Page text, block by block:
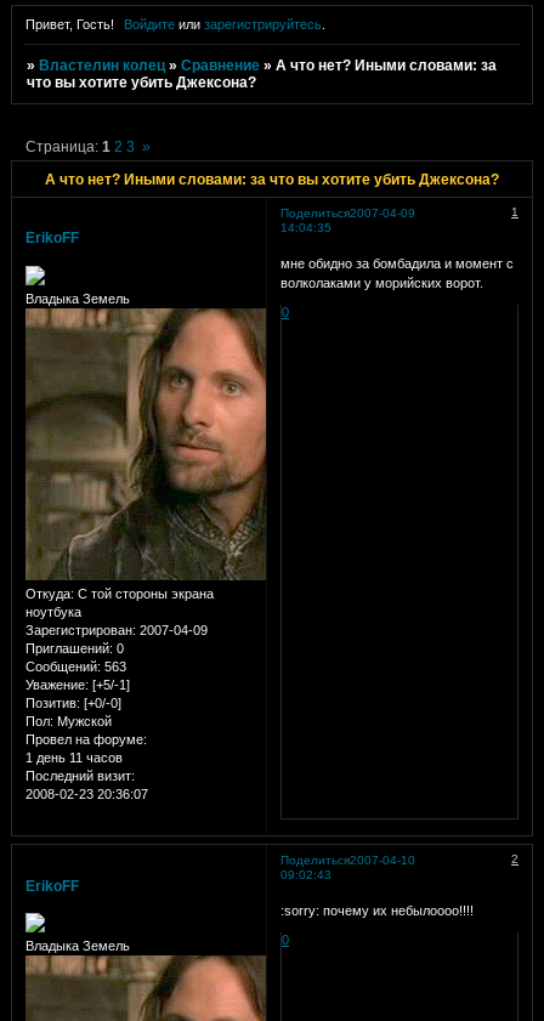
Привет, Гость! Войдите илизарегистрируйтесь
» Властелин колец »Сравнение »А что нет? Иными словами: за
что вы хотите убить Джексона?
А что нет? Иными словами: за что вы хотите убить Джексона?
Страница:1 2 3 »
Поделиться 1
2007-04-09
14:04:35
ErikoFF
Владыка Земель
Откуда: С той стороны экрана
ноутбука
Зарегистрирован: 2007-04-09
Приглашений: 0
Сообщений: 563
Уважение: [+5/-1]
Позитив: [+0/-0]
Пол: Мужской
Провел на форуме:
1 день 11 часов
Последний визит:
2008-02-23 20:36:07
мне обидно за бомбадила и момент с
волколаками у морийских ворот.
0
Поделиться 2
2007-04-10
09:02:43
ErikoFF
Владыка Земель
:sorry: почему их небылоооо!!!!
0